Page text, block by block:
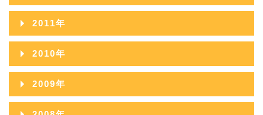
2013年11月
2013年10月
2013年09月
2013年08月
2013年07月
2012年12月
2012年11月
2012年10月
2012年09月
2011年
2011年12月
2011年11月
2011年10月
2010年
2010年12月
2010年11月
2009年
2009年12月